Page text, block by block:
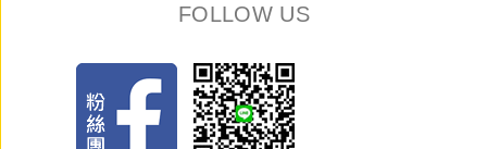
FOLLOW US